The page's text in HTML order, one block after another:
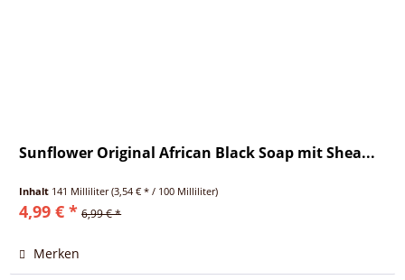
Sunflower Original African Black Soap mit Shea...
Inhalt 141 Milliliter(3,54 € * / 100 Milliliter)
4,99 € * 6,99 € *
Merken